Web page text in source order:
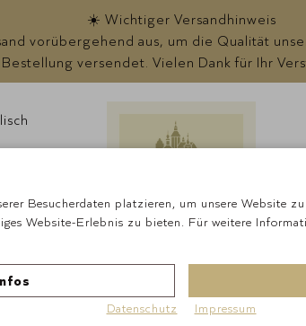
☀️ Wichtiger Versandhinweis
vorübergehend aus, um die Qualität
Bestellung versendet. Vielen Dank für Ihr
Besucherdaten platzieren, um unsere Website
Website-Erlebnis zu bieten. Für weitere
Datenschutz Impressum